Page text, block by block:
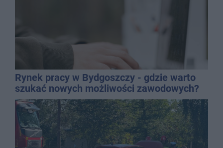
Rynek pracy w Bydgoszczy - gdzie warto
szukać nowych możliwości zawodowych?